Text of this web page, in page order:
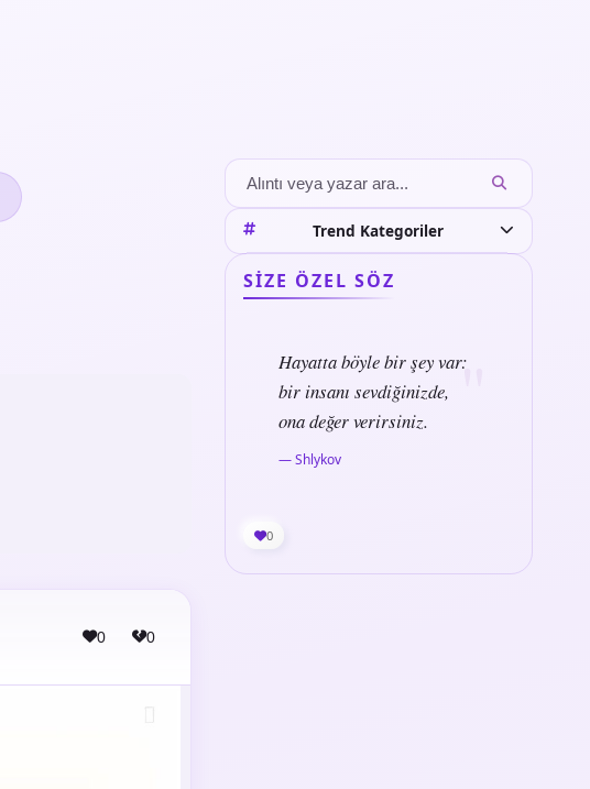
0 0
Trend Kategoriler
SIZE ÖZEL SÖZ
Hayatta böyle bir şey var:
bir insanı sevdiğinizde,
ona değer verirsiniz.
— Shlykov
0